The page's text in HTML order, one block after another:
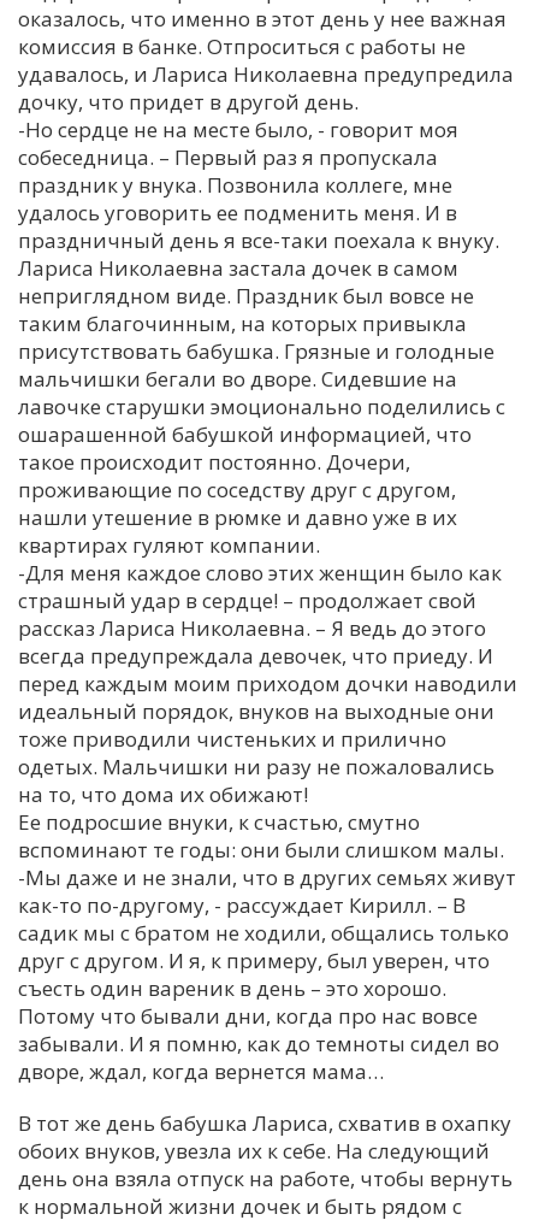
оказалось, что именно в этот день у нее важная
комиссия в банке. Отпроситься с работы не
удавалось, и Лариса Николаевна предупредила
дочку, что придет в другой день.
-Но сердце не на месте было, - говорит моя
собеседница. – Первый раз я пропускала
праздник у внука. Позвонила коллеге, мне
удалось уговорить ее подменить меня. И в
праздничный день я все-таки поехала к внуку.
Лариса Николаевна застала дочек в самом
неприглядном виде. Праздник был вовсе не
таким благочинным, на которых привыкла
присутствовать бабушка. Грязные и голодные
мальчишки бегали во дворе. Сидевшие на
лавочке старушки эмоционально поделились с
ошарашенной бабушкой информацией, что
такое происходит постоянно. Дочери,
проживающие по соседству друг с другом,
нашли утешение в рюмке и давно уже в их
квартирах гуляют компании.
-Для меня каждое слово этих женщин было как
страшный удар в сердце! – продолжает свой
рассказ Лариса Николаевна. – Я ведь до этого
всегда предупреждала девочек, что приеду. И
перед каждым моим приходом дочки наводили
идеальный порядок, внуков на выходные они
тоже приводили чистеньких и прилично
одетых. Мальчишки ни разу не пожаловались
на то, что дома их обижают!
Ее подросшие внуки, к счастью, смутно
вспоминают те годы: они были слишком малы.
-Мы даже и не знали, что в других семьях живут
как-то по-другому, - рассуждает Кирилл. – В
садик мы с братом не ходили, общались только
друг с другом. И я, к примеру, был уверен, что
съесть один вареник в день – это хорошо.
Потому что бывали дни, когда про нас вовсе
забывали. И я помню, как до темноты сидел во
дворе, ждал, когда вернется мама…
В тот же день бабушка Лариса, схватив в охапку
обоих внуков, увезла их к себе. На следующий
день она взяла отпуск на работе, чтобы вернуть
к нормальной жизни дочек и быть рядом с